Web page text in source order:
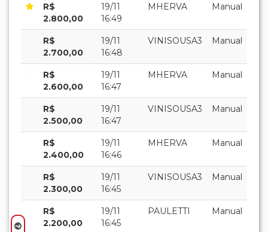
R$
2.800,00
19/11
16:49
MHERVA Manual
R$
2.700,00
19/11
16:48
VINISOUSA3 Manual
R$
2.600,00
19/11
16:47
MHERVA Manual
R$
2.500,00
19/11
16:47
VINISOUSA3 Manual
R$
2.400,00
19/11
16:46
MHERVA Manual
R$
2.300,00
19/11
16:45
VINISOUSA3 Manual
R$
2.200,00
19/11
16:45
PAULETTI Manual